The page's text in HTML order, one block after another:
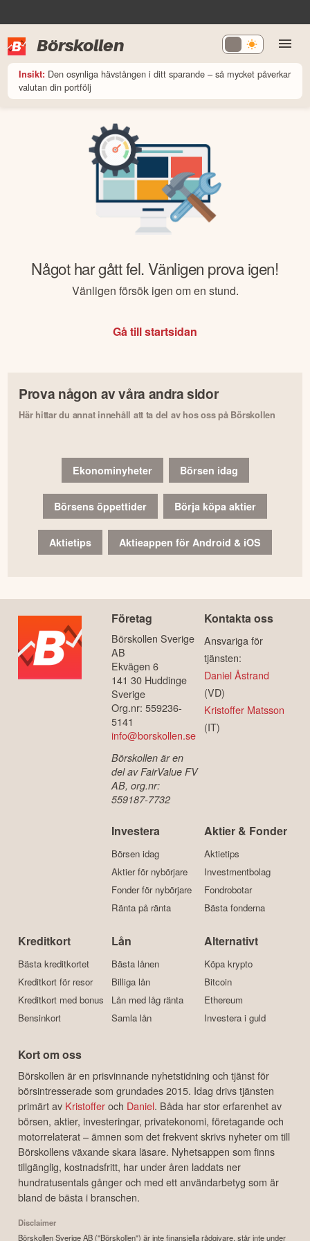
Börskollen
Insikt: Den osynliga hävstången i ditt sparande – så mycket påverkar
valutan din portfölj
Något har gått fel. Vänligen prova igen!
Vänligen försök igen om en stund.
Gå till startsidan
Prova någon av våra andra sidor
Här hittar du annat innehåll att ta del av hos oss på Börskollen
Ekonominyheter Börsen idag
Börsens öppettider Börja köpa aktier
Aktietips Aktieappen för Android & iOS
Företag
Börskollen Sverige
AB
Ekvägen 6
141 30 Huddinge
Sverige
Org.nr: 559236-
5141
info@borskollen.se
Börskollen är en
del av FairValue FV
AB, org.nr:
559187-7732
Kontakta oss
Ansvariga för
tjänsten:
Daniel Åstrand
(VD)
Kristoffer Matsson
(IT)
Investera
Börsen idag
Aktier för nybörjare
Fonder för nybörjare
Ränta på ränta
Aktier & Fonder
Aktietips
Investmentbolag
Fondrobotar
Bästa fonderna
Kreditkort
Bästa kreditkortet
Kreditkort för resor
Kreditkort med bonus
Bensinkort
Lån
Bästa lånen
Billiga lån
Lån med låg ränta
Samla lån
Alternativt
Köpa krypto
Bitcoin
Ethereum
Investera i guld
Kort om oss
Börskollen är en prisvinnande nyhetstidning och tjänst för
börsintresserade som grundades 2015. Idag drivs tjänsten
primärt av Kristofferoch Daniel. Båda har stor erfarenhet av
börsen, aktier, investeringar, privatekonomi, företagande och
motorrelaterat – ämnen som det frekvent skrivs nyheter om till
Börskollens växande skara läsare. Nyhetsappen som finns
tillgänglig, kostnadsfritt, har under åren laddats ner
hundratusentals gånger och med ett användarbetyg som är
bland de bästa i branschen.
Disclaimer
Börskollen Sverige AB ("Börskollen") är inte finansiella rådgivare, står inte under